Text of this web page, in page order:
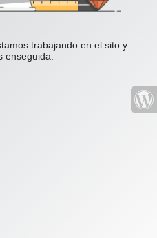
trabajando en el sito y
enseguida.